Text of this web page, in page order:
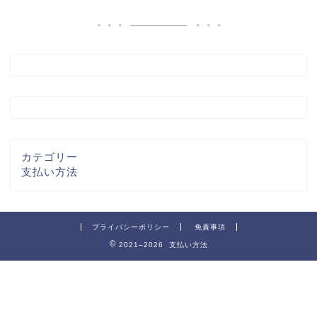
カテゴリー
支払い方法
プライバシーポリシー 免責事項
2021–2026 支払い方法